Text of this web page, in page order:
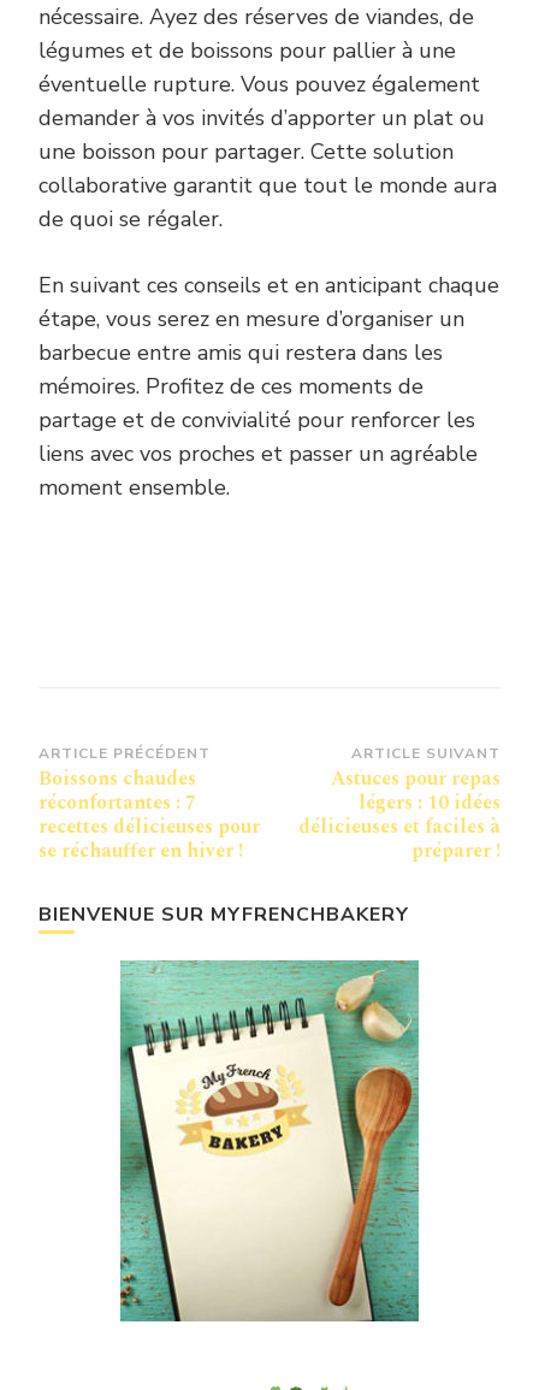
nécessaire. Ayez des réserves de viandes, de
légumes et de boissons pour pallier à une
éventuelle rupture. Vous pouvez également
demander à vos invités d’apporter un plat ou
une boisson pour partager. Cette solution
collaborative garantit que tout le monde aura
de quoi se régaler.
En suivant ces conseils et en anticipant chaque
étape, vous serez en mesure d’organiser un
barbecue entre amis qui restera dans les
mémoires. Profitez de ces moments de
partage et de convivialité pour renforcer les
liens avec vos proches et passer un agréable
moment ensemble.
Navigation
d’article
ARTICLE PRÉCÉDENT
Boissons chaudes
réconfortantes : 7
recettes délicieuses pour
se réchauffer en hiver !
ARTICLE SUIVANT
Astuces pour repas
légers : 10 idées
délicieuses et faciles à
préparer !
BIENVENUE SUR MYFRENCHBAKERY